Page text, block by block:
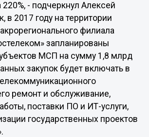
220%, - подчеркнул Алексей
в 2017 году на территории
филиала
запланированы
МСП на сумму 1,8 млрд
закупок будет включать в
ремонт и обслуживание,
поставки ПО и ИТ-услуги,
государственных проектов